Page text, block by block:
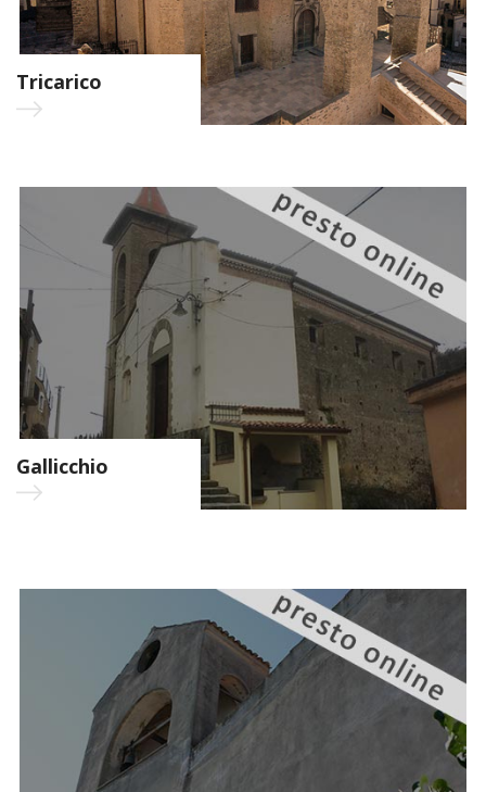
Tricarico
Gallicchio